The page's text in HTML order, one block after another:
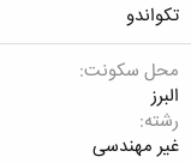
تکواندو
محل سکونت
البرز
رشته
غیر مهندسی